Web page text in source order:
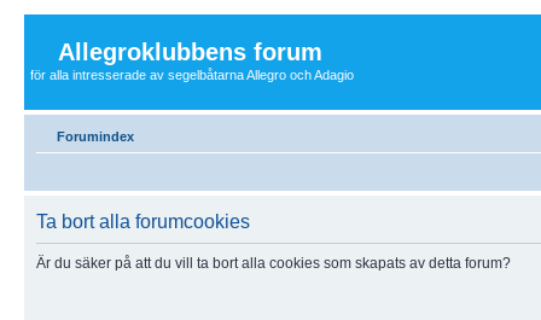
Allegroklubbens forum
för alla intresserade av segelbåtarna Allegro och Adagio
Forumindex
Ta bort alla forumcookies
Är du säker på att du vill ta bort alla cookies som skapats av detta forum?